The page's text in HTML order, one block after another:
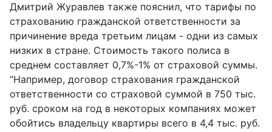
Дмитрий Журавлев также пояснил, что тарифы по
страхованию гражданской ответственности за
причинение вреда третьим лицам - одни из самых
низких в стране. Стоимость такого полиса в
среднем составляет 0,7%-1% от страховой суммы.
“Например, договор страхования гражданской
ответственности со страховой суммой в 750 тыс.
руб. сроком на год в некоторых компаниях может
обойтись владельцу квартиры всего в 4,4 тыс. руб.